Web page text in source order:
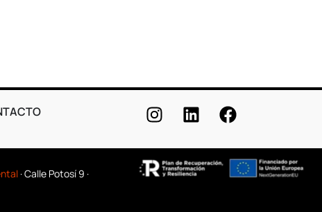
· Calle Potosí 9 ·